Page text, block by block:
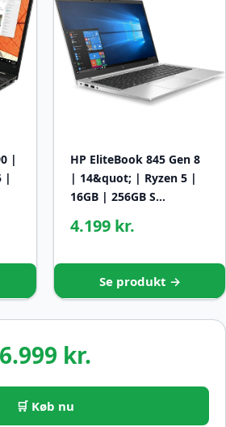
|
|
HP EliteBook 845 Gen 8
| 14&quot; | Ryzen 5 |
16GB | 256GB S…
4.199 kr.
Se produkt →
6.999 kr.
🛒 Køb nu